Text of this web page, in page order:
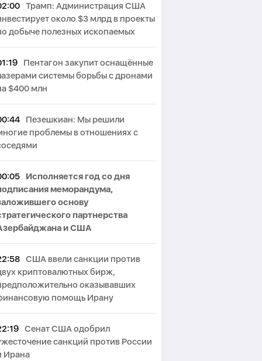
Трамп: Администрация США
около $3 млрд в проекты
добыче полезных ископаемых
Пентагон закупит оснащённые
системы борьбы с дронами
$400 млн
Пезешкиан: Мы решили
проблемы в отношениях с
Исполняется год со дня
меморандума,
основу
партнерства
и США
США ввели санкции против
криптовалютных бирж,
оказывавших
помощь Ирану
Сенат США одобрил
санкций против России
Ирана